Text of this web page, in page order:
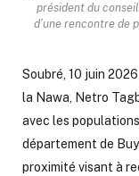
président du
d’une rencontre de
Soubré, 10 juin
la Nawa, Netro
avec les
département de
proximité visant à